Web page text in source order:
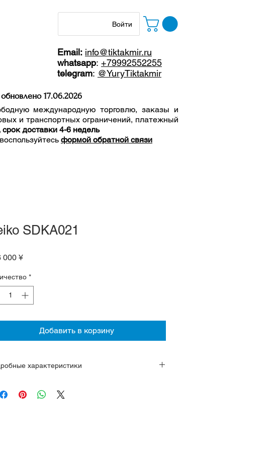
Войти
Email: info@tiktakmir.ru
whatsapp: +79992552255
telegram: @YuryTiktakmir
обновлено 17.06.2026
международную торговлю, заказы и
и транспортных ограничений, платежный
доставки 4-6 недель
формой обратной связи
SDKA021
000 ¥Цена
*
Добавить в корзину
характеристики
подзавод, стоп-секунда, 26 камней, 28 800